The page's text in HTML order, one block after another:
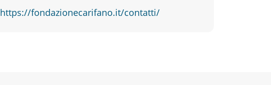
https://fondazionecarifano.it/contatti/